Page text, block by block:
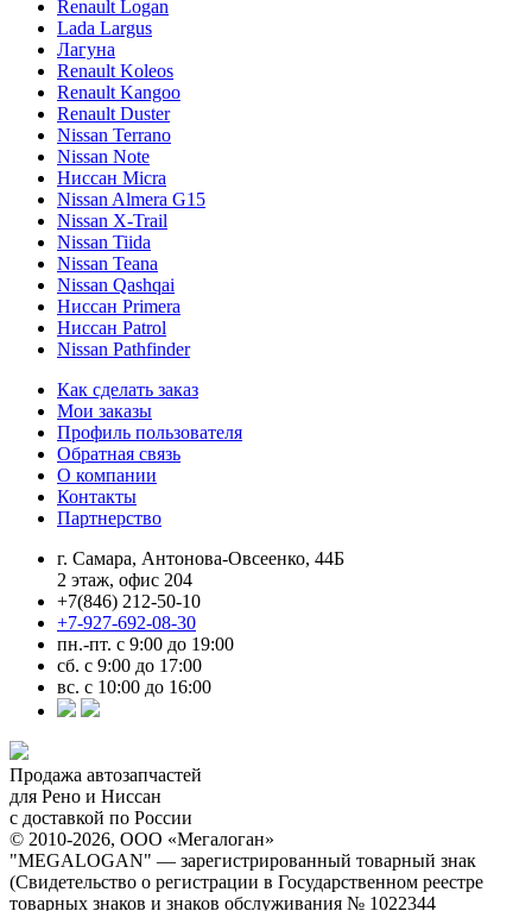
Renault Logan
Lada Largus
Лагуна
Renault Koleos
Renault Kangoo
Renault Duster
Nissan Terrano
Nissan Note
Ниссан Micra
Nissan Almera G15
Nissan X-Trail
Nissan Tiida
Nissan Teana
Nissan Qashqai
Ниссан Primera
Ниссан Patrol
Nissan Pathfinder
Как сделать заказ
Мои заказы
Профиль пользователя
Обратная связь
О компании
Контакты
Партнерство
г. Самара, Антонова-Овсеенко, 44Б
2 этаж, офис 204
+7(846) 212-50-10
+7-927-692-08-30
пн.-пт. с 9:00 до 19:00
сб. с 9:00 до 17:00
вс. с 10:00 до 16:00
Продажа автозапчастей
для Рено и Ниссан
с доставкой по России
© 2010-2026, ООО «Мегалоган»
"MEGALOGAN" — зарегистрированный товарный знак
(Свидетельство о регистрации в Государственном реестре
товарных знаков и знаков обслуживания № 1022344